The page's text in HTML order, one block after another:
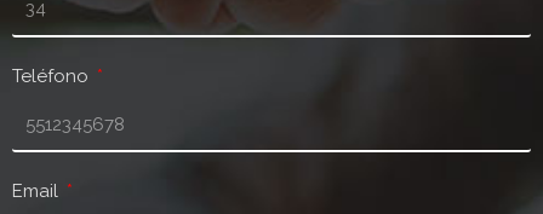
Teléfono
Email